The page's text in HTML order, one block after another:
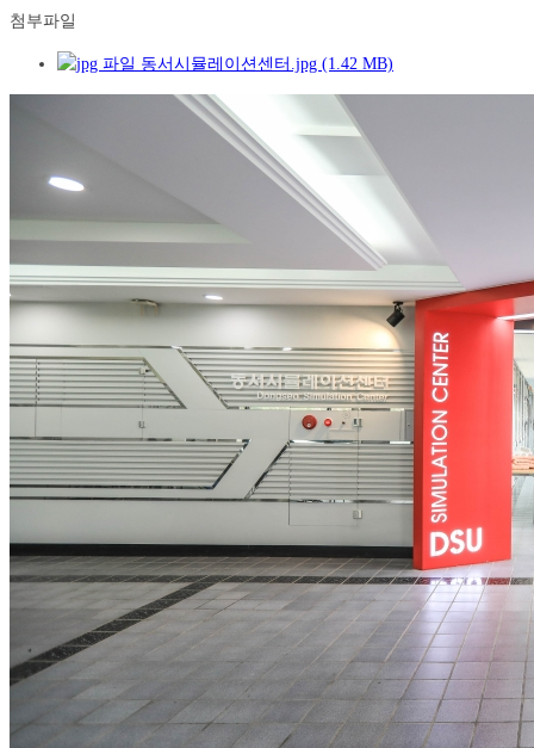
첨부파일
동서시뮬레이션센터.jpg (1.42 MB)